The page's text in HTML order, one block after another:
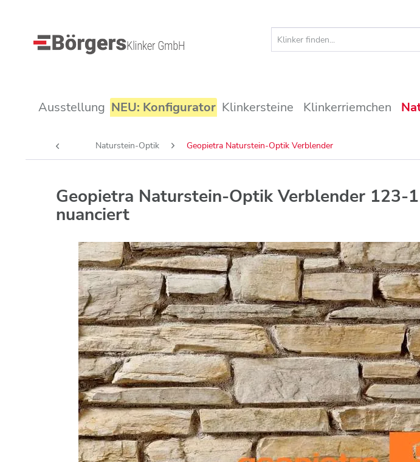
Ausstellung NEU: Konfigurator Klinkersteine Klinkerriemchen
Naturstein-Optik Geopietra Naturstein-Optik Verblender
Geopietra Naturstein-Optik Verblender 123-
nuanciert